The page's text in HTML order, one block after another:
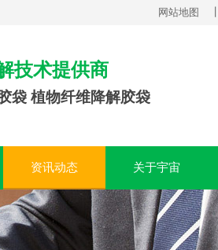
网站地图
技术提供商
袋 植物纤维降解胶袋
资讯动态 关于宇宙